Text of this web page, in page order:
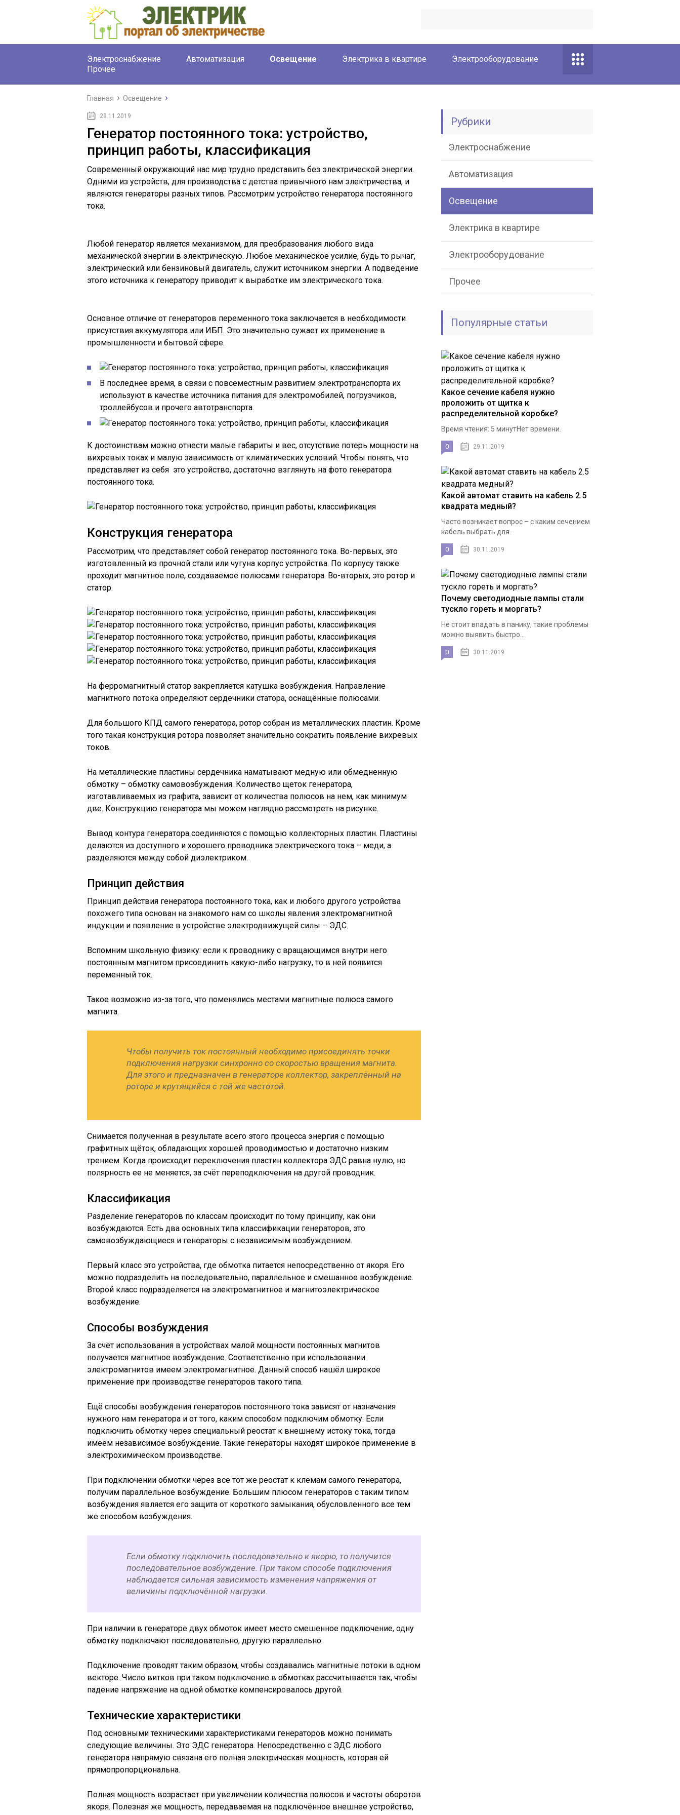
Электроснабжение Автоматизация Освещение Электрика в квартире
Электрооборудование
Прочее
Главная Освещение
29.11.2019
Генератор постоянного тока: устройство,
принцип работы, классификация
Современный окружающий нас мир трудно представить без электрической энергии.
Одними из устройств, для производства с детства привычного нам электричества, и
являются генераторы разных типов. Рассмотрим устройство генератора постоянного
тока.
Любой генератор является механизмом, для преобразования любого вида
механической энергии в электрическую. Любое механическое усилие, будь то рычаг,
электрический или бензиновый двигатель, служит источником энергии. А подведение
этого источника к генератору приводит к выработке им электрического тока.
Основное отличие от генераторов переменного тока заключается в необходимости
присутствия аккумулятора или ИБП. Это значительно сужает их применение в
промышленности и бытовой сфере.
В последнее время, в связи с повсеместным развитием электротранспорта их
используют в качестве источника питания для электромобилей, погрузчиков,
троллейбусов и прочего автотранспорта.
К достоинствам можно отнести малые габариты и вес, отсутствие потерь мощности на
вихревых токах и малую зависимость от климатических условий. Чтобы понять, что
представляет из себя это устройство, достаточно взглянуть на фото генератора
постоянного тока.
Конструкция генератора
Рассмотрим, что представляет собой генератор постоянного тока. Во-первых, это
изготовленный из прочной стали или чугуна корпус устройства. По корпусу также
проходит магнитное поле, создаваемое полюсами генератора. Во-вторых, это ротор и
статор.
На ферромагнитный статор закрепляется катушка возбуждения. Направление
магнитного потока определяют сердечники статора, оснащённые полюсами.
Для большого КПД самого генератора, ротор собран из металлических пластин. Кроме
того такая конструкция ротора позволяет значительно сократить появление вихревых
токов.
На металлические пластины сердечника наматывают медную или обмедненную
обмотку – обмотку самовозбуждения. Количество щеток генератора,
изготавливаемых из графита, зависит от количества полюсов на нем, как минимум
две. Конструкцию генератора мы можем наглядно рассмотреть на рисунке.
Вывод контура генератора соединяются с помощью коллекторных пластин. Пластины
делаются из доступного и хорошего проводника электрического тока – меди, а
разделяются между собой диэлектриком.
Принцип действия
Принцип действия генератора постоянного тока, как и любого другого устройства
похожего типа основан на знакомого нам со школы явления электромагнитной
индукции и появление в устройстве электродвижущей силы – ЭДС.
Вспомним школьную физику: если к проводнику с вращающимся внутри него
постоянным магнитом присоединить какую-либо нагрузку, то в ней появится
переменный ток.
Такое возможно из-за того, что поменялись местами магнитные полюса самого
магнита.
Чтобы получить ток постоянный необходимо присоединять точки
подключения нагрузки синхронно со скоростью вращения магнита.
Для этого и предназначен в генераторе коллектор, закреплённый на
роторе и крутящийся с той же частотой.
Снимается полученная в результате всего этого процесса энергия с помощью
графитных щёток, обладающих хорошей проводимостью и достаточно низким
трением. Когда происходит переключения пластин коллектора ЭДС равна нулю, но
полярность ее не меняется, за счёт переподключения на другой проводник.
Классификация
Разделение генераторов по классам происходит по тому принципу, как они
возбуждаются. Есть два основных типа классификации генераторов, это
самовозбуждающиеся и генераторы с независимым возбуждением.
Первый класс это устройства, где обмотка питается непосредственно от якоря. Его
можно подразделить на последовательно, параллельное и смешанное возбуждение.
Второй класс подразделяется на электромагнитное и магнитоэлектрическое
возбуждение.
Способы возбуждения
За счёт использования в устройствах малой мощности постоянных магнитов
получается магнитное возбуждение. Соответственно при использовании
электромагнитов имеем электромагнитное. Данный способ нашёл широкое
применение при производстве генераторов такого типа.
Ещё способы возбуждения генераторов постоянного тока зависят от назначения
нужного нам генератора и от того, каким способом подключим обмотку. Если
подключить обмотку через специальный реостат к внешнему истоку тока, тогда
имеем независимое возбуждение. Такие генераторы находят широкое применение в
электрохимическом производстве.
При подключении обмотки через все тот же реостат к клемам самого генератора,
получим параллельное возбуждение. Большим плюсом генераторов с таким типом
возбуждения является его защита от короткого замыкания, обусловленного все тем
же способом возбуждения.
Если обмотку подключить последовательно к якорю, то получится
последовательное возбуждение. При таком способе подключения
наблюдается сильная зависимость изменения напряжения от
величины подключённой нагрузки.
При наличии в генераторе двух обмоток имеет место смешенное подключение, одну
обмотку подключают последовательно, другую параллельно.
Подключение проводят таким образом, чтобы создавались магнитные потоки в одном
векторе. Число витков при таком подключение в обмотках рассчитывается так, чтобы
падение напряжение на одной обмотке компенсировалось другой.
Технические характеристики
Под основными техническими характеристиками генераторов можно понимать
следующие величины. Это ЭДС генератора. Непосредственно с ЭДС любого
генератора напрямую связана его полная электрическая мощность, которая ей
прямопропорциональна.
Полная мощность возрастает при увеличении количества полюсов и частоты оборотов
якоря. Полезная же мощность, передаваемая на подключённое внешнее устройство,
Рубрики
Электроснабжение
Автоматизация
Освещение
Электрика в квартире
Электрооборудование
Прочее
Популярные статьи
Какое сечение кабеля нужно
проложить от щитка к
распределительной коробке?
Время чтения: 5 минутНет времени.
0 29.11.2019
Какой автомат ставить на кабель 2.5
квадрата медный?
Часто возникает вопрос – с каким сечением
кабель выбрать для...
0 30.11.2019
Почему светодиодные лампы стали
тускло гореть и моргать?
Не стоит впадать в панику, такие проблемы
можно выявить быстро...
0 30.11.2019